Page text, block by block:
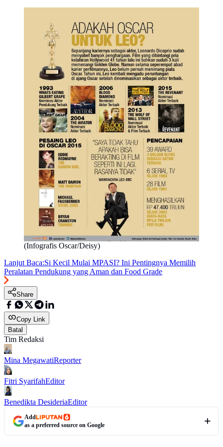
(Infografis Oscar/Deisy)
Lanjut Baca:Si Kecil Mulai MPASI? Ini Pentingnya Memilih
Peralatan Pendukung yang Aman dan Food Grade
Share
Copy Link
Batal
Tim Redaksi
Mina MegawatiReporter
Fitri SyarifahEditor
Benedikta DesideriaEditor
Add
as a preferred source on Google